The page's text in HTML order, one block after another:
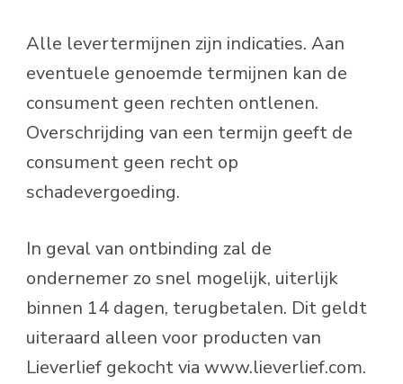
Alle levertermijnen zijn indicaties. Aan
eventuele genoemde termijnen kan de
consument geen rechten ontlenen.
Overschrijding van een termijn geeft de
consument geen recht op
schadevergoeding.
In geval van ontbinding zal de
ondernemer zo snel mogelijk, uiterlijk
binnen 14 dagen, terugbetalen. Dit geldt
uiteraard alleen voor producten van
Lieverlief gekocht via www.lieverlief.com.